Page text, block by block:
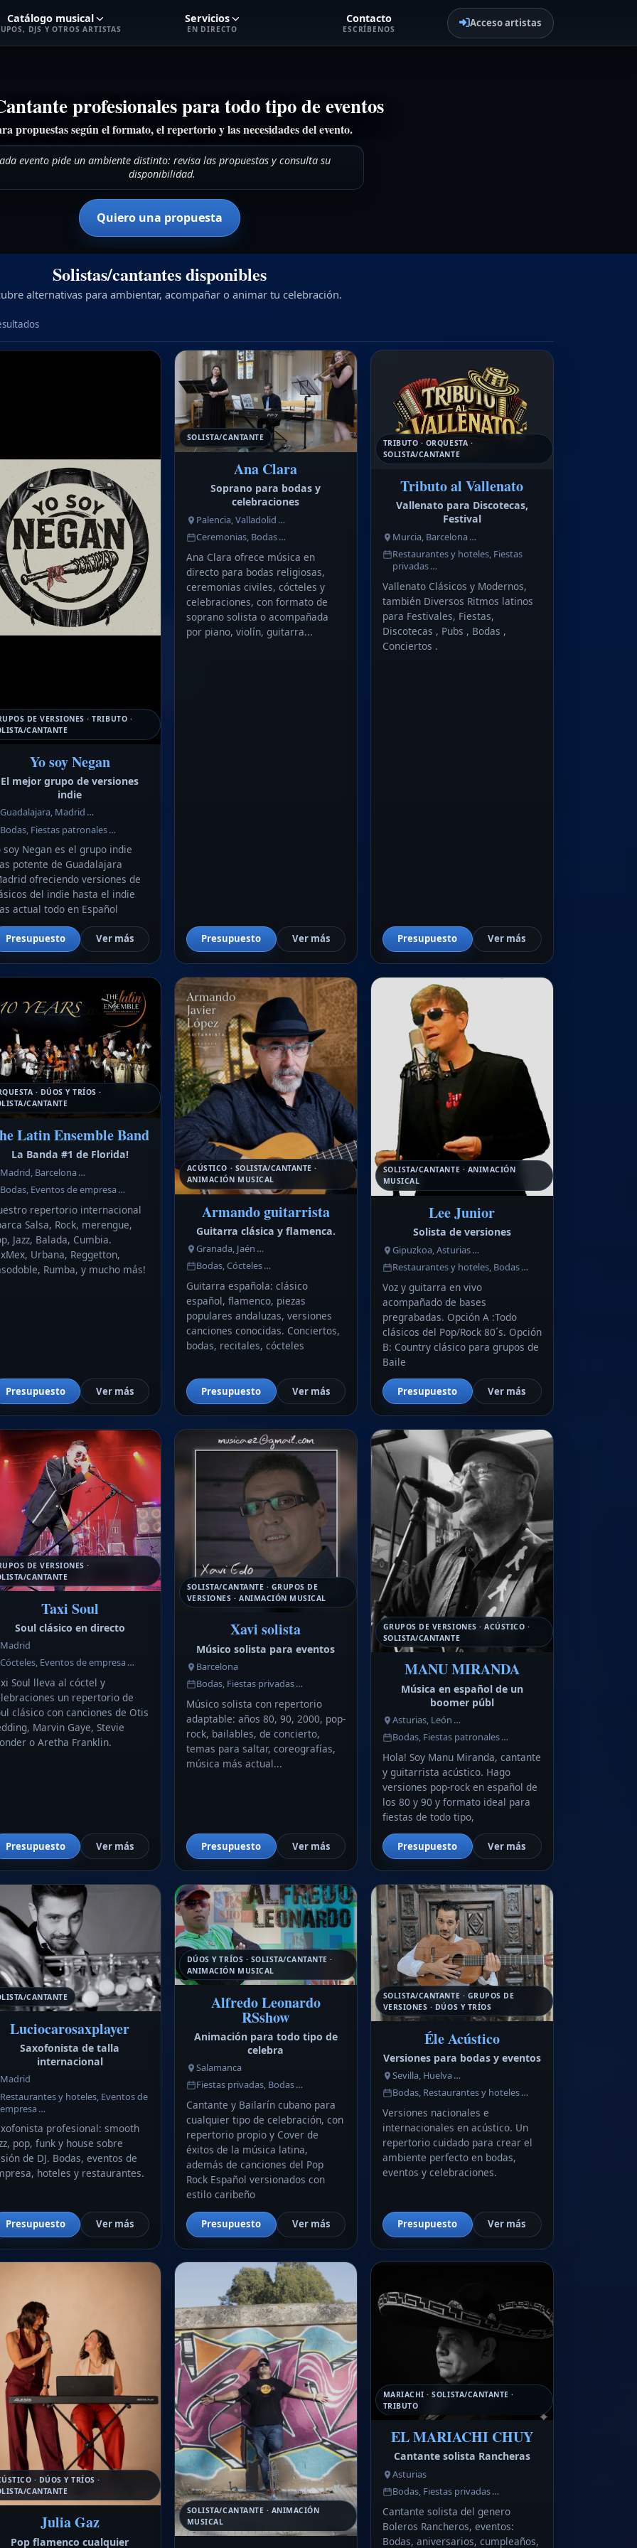
Catálogo musical
DJS Y OTROS ARTISTAS
Servicios
EN DIRECTO
Contacto
ESCRÍBENOS
Acceso artistas
profesionales para todo tipo de eventos
propuestas según el formato, el repertorio y las necesidades del evento.
evento pide un ambiente distinto: revisa las propuestas y consulta su
disponibilidad.
Quiero una propuesta
Solistas/cantantes disponibles
alternativas para ambientar, acompañar o animar tu celebración.
DE VERSIONES · TRIBUTO ·
CANTANTE
Yo soy Negan
El mejor grupo de versiones
indie
Guadalajara, Madrid …
Bodas, Fiestas patronales …
soy Negan es el grupo indie
potente de Guadalajara
ofreciendo versiones de
del indie hasta el indie
actual todo en Español
Presupuesto Ver más
SOLISTA/CANTANTE
Ana Clara
Soprano para bodas y
celebraciones
Palencia, Valladolid …
Ceremonias, Bodas …
Ana Clara ofrece música en
directo para bodas religiosas,
ceremonias civiles, cócteles y
celebraciones, con formato de
soprano solista o acompañada
por piano, violín, guitarra...
Presupuesto Ver más
TRIBUTO · ORQUESTA ·
SOLISTA/CANTANTE
Tributo al Vallenato
Vallenato para Discotecas,
Festival
Murcia, Barcelona …
Restaurantes y hoteles, Fiestas
privadas …
Vallenato Clásicos y Modernos,
también Diversos Ritmos latinos
para Festivales, Fiestas,
Discotecas , Pubs , Bodas ,
Conciertos .
Presupuesto Ver más
· DÚOS Y TRÍOS ·
CANTANTE
Latin Ensemble Band
La Banda #1 de Florida!
Madrid, Barcelona …
Bodas, Eventos de empresa …
repertorio internacional
Salsa, Rock, merengue,
Jazz, Balada, Cumbia.
Urbana, Reggetton,
Rumba, y mucho más!
Presupuesto Ver más
ACÚSTICO · SOLISTA/CANTANTE ·
ANIMACIÓN MUSICAL
Armando guitarrista
Guitarra clásica y flamenca.
Granada, Jaén …
Bodas, Cócteles …
Guitarra española: clásico
español, flamenco, piezas
populares andaluzas, versiones
canciones conocidas. Conciertos,
bodas, recitales, cócteles
Presupuesto Ver más
SOLISTA/CANTANTE · ANIMACIÓN
MUSICAL
Lee Junior
Solista de versiones
Gipuzkoa, Asturias …
Restaurantes y hoteles, Bodas …
Voz y guitarra en vivo
acompañado de bases
pregrabadas. Opción A :Todo
clásicos del Pop/Rock 80´s. Opción
B: Country clásico para grupos de
Baile
Presupuesto Ver más
DE VERSIONES ·
CANTANTE
Taxi Soul
Soul clásico en directo
Madrid
Cócteles, Eventos de empresa …
Soul lleva al cóctel y
un repertorio de
clásico con canciones de Otis
Marvin Gaye, Stevie
o Aretha Franklin.
Presupuesto Ver más
SOLISTA/CANTANTE · GRUPOS DE
VERSIONES · ANIMACIÓN MUSICAL
Xavi solista
Músico solista para eventos
Barcelona
Bodas, Fiestas privadas …
Músico solista con repertorio
adaptable: años 80, 90, 2000, pop-
rock, bailables, de concierto,
temas para saltar, coreografías,
música más actual...
Presupuesto Ver más
GRUPOS DE VERSIONES · ACÚSTICO ·
SOLISTA/CANTANTE
MANU MIRANDA
Música en español de un
boomer públ
Asturias, León …
Bodas, Fiestas patronales …
Hola! Soy Manu Miranda, cantante
y guitarrista acústico. Hago
versiones pop-rock en español de
los 80 y 90 y formato ideal para
fiestas de todo tipo,
Presupuesto Ver más
CANTANTE
Luciocarosaxplayer
Saxofonista de talla
internacional
Madrid
Restaurantes y hoteles, Eventos de
empresa …
profesional: smooth
pop, funk y house sobre
de DJ. Bodas, eventos de
hoteles y restaurantes.
Presupuesto Ver más
DÚOS Y TRÍOS · SOLISTA/CANTANTE ·
ANIMACIÓN MUSICAL
Alfredo Leonardo
RSshow
Animación para todo tipo de
celebra
Salamanca
Fiestas privadas, Bodas …
Cantante y Bailarín cubano para
cualquier tipo de celebración, con
repertorio propio y Cover de
éxitos de la música latina,
además de canciones del Pop
Rock Español versionados con
estilo caribeño
Presupuesto Ver más
SOLISTA/CANTANTE · GRUPOS DE
VERSIONES · DÚOS Y TRÍOS
Éle Acústico
Versiones para bodas y eventos
Sevilla, Huelva …
Bodas, Restaurantes y hoteles …
Versiones nacionales e
internacionales en acústico. Un
repertorio cuidado para crear el
ambiente perfecto en bodas,
eventos y celebraciones.
Presupuesto Ver más
· DÚOS Y TRÍOS ·
CANTANTE
Julia Gaz
Pop flamenco cualquier
SOLISTA/CANTANTE · ANIMACIÓN
MUSICAL
MARIACHI · SOLISTA/CANTANTE ·
TRIBUTO
EL MARIACHI CHUY
Cantante solista Rancheras
Asturias
Bodas, Fiestas privadas …
Cantante solista del genero
Boleros Rancheros, eventos:
Bodas, aniversarios, cumpleaños,